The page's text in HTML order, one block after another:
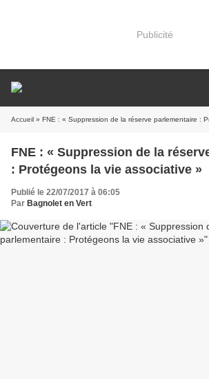
Publicité
Accueil » FNE : « Suppression de la réserve parlementaire :
FNE : « Suppression de la
: Protégeons la vie associative »
Publié le 22/07/2017 à 06:05
Par Bagnolet en Vert